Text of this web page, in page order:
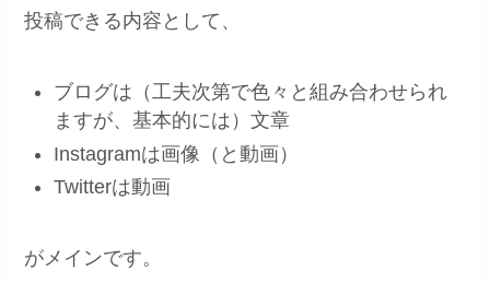
投稿できる内容として、
ブログは（工夫次第で色々と組み合わせられ
ますが、基本的には）文章
Instagramは画像（と動画）
Twitterは動画
がメインです。